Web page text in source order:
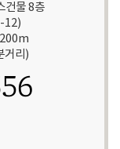
건물 8층
12)
거리)